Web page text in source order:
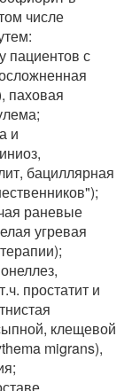
числе
пациентов с
паховая
и
бациллярная
раневые
угревая
простатит и
клещевой
migrans),